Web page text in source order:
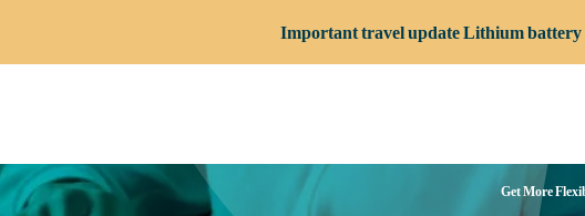
Important travel update Lithium battery
Get More